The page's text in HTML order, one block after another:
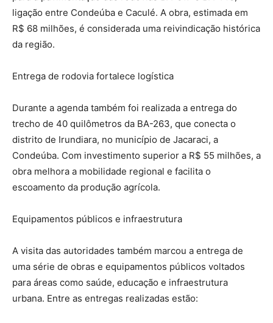
ligação entre Condeúba e Caculé. A obra, estimada em
R$ 68 milhões, é considerada uma reivindicação histórica
da região.
Entrega de rodovia fortalece logística
Durante a agenda também foi realizada a entrega do
trecho de 40 quilômetros da BA-263, que conecta o
distrito de Irundiara, no município de Jacaraci, a
Condeúba. Com investimento superior a R$ 55 milhões, a
obra melhora a mobilidade regional e facilita o
escoamento da produção agrícola.
Equipamentos públicos e infraestrutura
A visita das autoridades também marcou a entrega de
uma série de obras e equipamentos públicos voltados
para áreas como saúde, educação e infraestrutura
urbana. Entre as entregas realizadas estão: